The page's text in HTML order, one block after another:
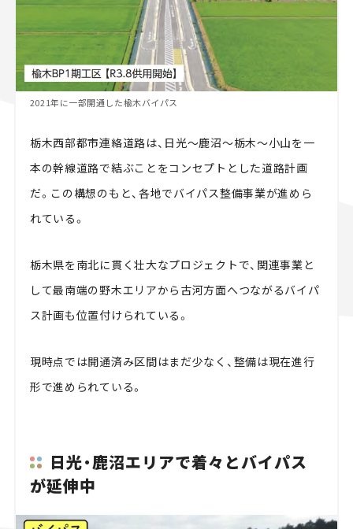
2021年に一部開通した楡木バイパス
栃木西部都市連絡道路は、日光～鹿沼～栃木～小山を一
本の幹線道路で結ぶことをコンセプトとした道路計画
だ。この構想のもと、各地でバイパス整備事業が進めら
れている。
栃木県を南北に貫く壮大なプロジェクトで、関連事業と
して最南端の野木エリアから古河方面へつながるバイパ
ス計画も位置付けられている。
現時点では開通済み区間はまだ少なく、整備は現在進行
形で進められている。
日光・鹿沼エリアで着々とバイパス
が延伸中